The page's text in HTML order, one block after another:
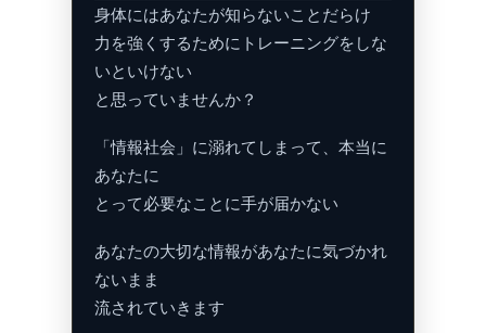
身体にはあなたが知らないことだらけ
力を強くするためにトレーニングをしな
いといけない
と思っていませんか？
「情報社会」に溺れてしまって、本当に
あなたに
とって必要なことに手が届かない
あなたの大切な情報があなたに気づかれ
ないまま
流されていきます